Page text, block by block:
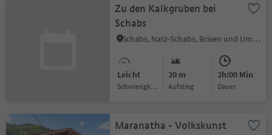
Zu den Kalkgruben bei
Schabs
Schabs, Natz-Schabs, Brixen und Umgebung
Leicht
Schwierigkeitsgrad
20 m
Aufstieg
2h:00 Min
Dauer
Maranatha - Volkskunst